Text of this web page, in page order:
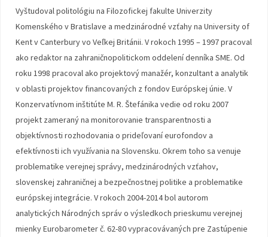
Vyštudoval politológiu na Filozofickej fakulte Univerzity
Komenského v Bratislave a medzinárodné vzťahy na University of
Kent v Canterbury vo Veľkej Británii. V rokoch 1995 – 1997 pracoval
ako redaktor na zahraničnopolitickom oddelení denníka SME. Od
roku 1998 pracoval ako projektový manažér, konzultant a analytik
v oblasti projektov financovaných z fondov Európskej únie. V
Konzervatívnom inštitúte M. R. Štefánika vedie od roku 2007
projekt zameraný na monitorovanie transparentnosti a
objektívnosti rozhodovania o prideľovaní eurofondov a
efektívnosti ich využívania na Slovensku. Okrem toho sa venuje
problematike verejnej správy, medzinárodných vzťahov,
slovenskej zahraničnej a bezpečnostnej politike a problematike
európskej integrácie. V rokoch 2004-2014 bol autorom
analytických Národných správ o výsledkoch prieskumu verejnej
mienky Eurobarometer č. 62-80 vypracovávaných pre Zastúpenie